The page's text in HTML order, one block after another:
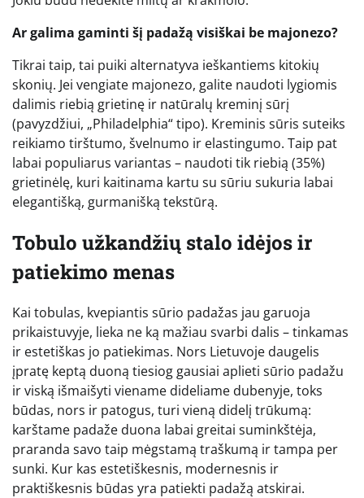
Ar galima gaminti šį padažą visiškai be majonezo?
Tikrai taip, tai puiki alternatyva ieškantiems kitokių
skonių. Jei vengiate majonezo, galite naudoti lygiomis
dalimis riebią grietinę ir natūralų kreminį sūrį
(pavyzdžiui, „Philadelphia“ tipo). Kreminis sūris suteiks
reikiamo tirštumo, švelnumo ir elastingumo. Taip pat
labai populiarus variantas – naudoti tik riebią (35%)
grietinėlę, kuri kaitinama kartu su sūriu sukuria labai
elegantišką, gurmanišką tekstūrą.
Tobulo užkandžių stalo idėjos ir
patiekimo menas
Kai tobulas, kvepiantis sūrio padažas jau garuoja
prikaistuvyje, lieka ne ką mažiau svarbi dalis – tinkamas
ir estetiškas jo patiekimas. Nors Lietuvoje daugelis
įpratę keptą duoną tiesiog gausiai aplieti sūrio padažu
ir viską išmaišyti viename dideliame dubenyje, toks
būdas, nors ir patogus, turi vieną didelį trūkumą:
karštame padaže duona labai greitai suminkštėja,
praranda savo taip mėgstamą traškumą ir tampa per
sunki. Kur kas estetiškesnis, modernesnis ir
praktiškesnis būdas yra patiekti padažą atskirai.